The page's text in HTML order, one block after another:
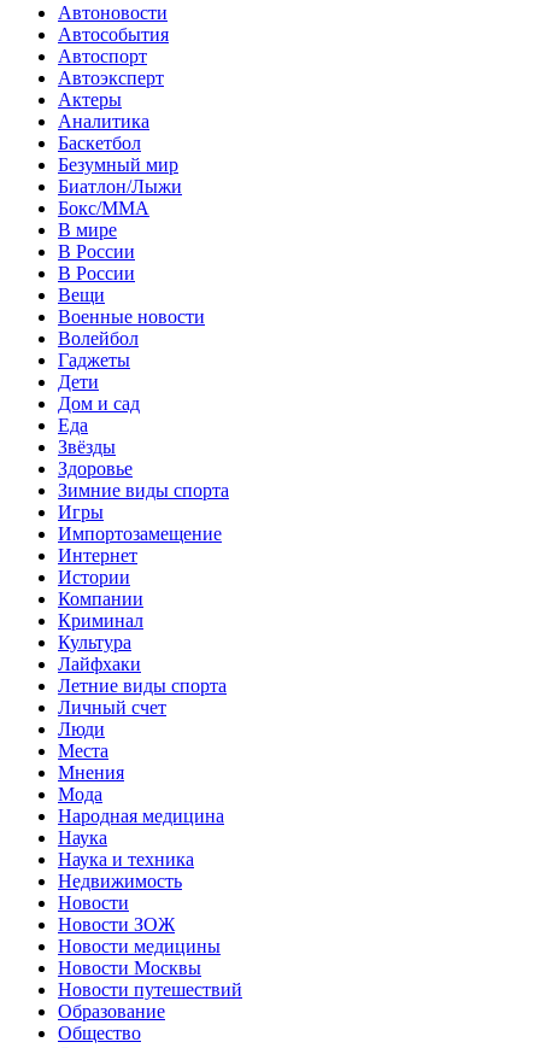
Автоновости
Автособытия
Автоспорт
Автоэксперт
Актеры
Аналитика
Баскетбол
Безумный мир
Биатлон/Лыжи
Бокс/MMA
В мире
В России
В России
Вещи
Военные новости
Волейбол
Гаджеты
Дети
Дом и сад
Еда
Звёзды
Здоровье
Зимние виды спорта
Игры
Импортозамещение
Интернет
Истории
Компании
Криминал
Культура
Лайфхаки
Летние виды спорта
Личный счет
Люди
Места
Мнения
Мода
Народная медицина
Наука
Наука и техника
Недвижимость
Новости
Новости ЗОЖ
Новости медицины
Новости Москвы
Новости путешествий
Образование
Общество